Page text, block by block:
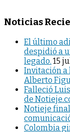
Noticias
El último
despidió a
legado. 15
Invitación a
Alberto
Falleció
de
Notieje
Colombia